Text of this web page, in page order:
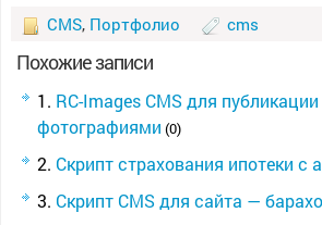
CMS, Портфолио cms
Похожие записи
RC-Images CMS для
фотографиями (0)
Скрипт страхования ипотеки
Скрипт CMS для сайта —